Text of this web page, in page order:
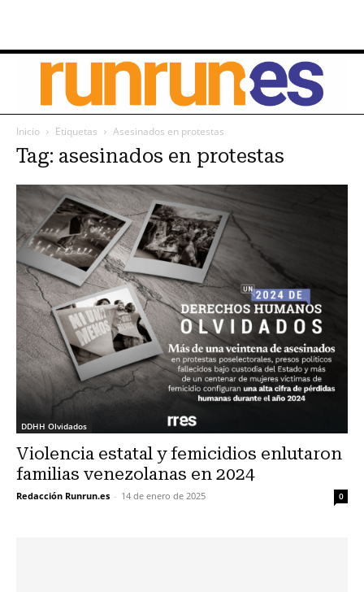
Inicio Etiquetas Asesinados en protestas
Tag: asesinados en protestas
DDHH Olvidados
Violencia estatal y femicidios enlutaron
familias venezolanas en 2024
Redacción Runrun.es - 14 de enero de 2025 0